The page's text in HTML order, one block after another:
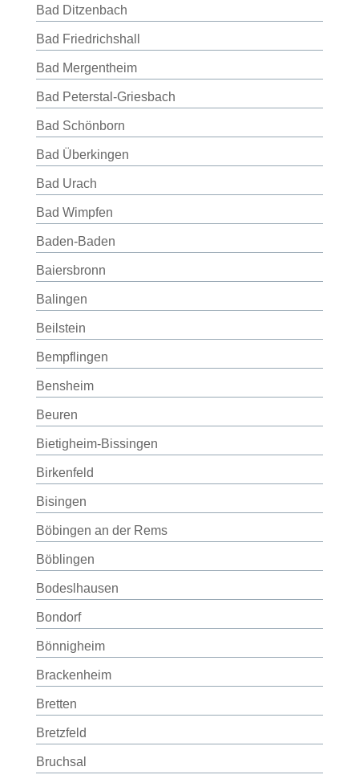
Bad Ditzenbach
Bad Friedrichshall
Bad Mergentheim
Bad Peterstal-Griesbach
Bad Schönborn
Bad Überkingen
Bad Urach
Bad Wimpfen
Baden-Baden
Baiersbronn
Balingen
Beilstein
Bempflingen
Bensheim
Beuren
Bietigheim-Bissingen
Birkenfeld
Bisingen
Böbingen an der Rems
Böblingen
Bodeslhausen
Bondorf
Bönnigheim
Brackenheim
Bretten
Bretzfeld
Bruchsal